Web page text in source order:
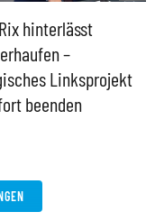
hinterlässt
–
Linksprojekt
beenden